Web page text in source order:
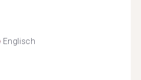
Englisch